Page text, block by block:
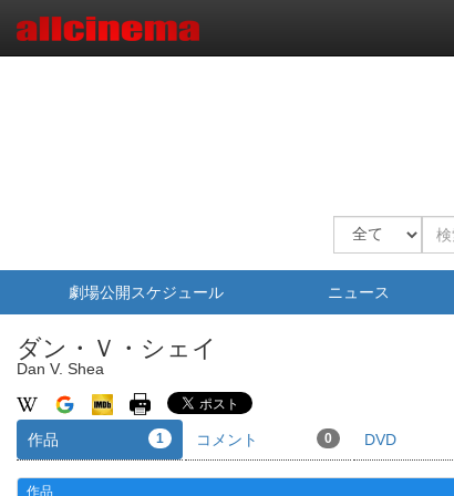
劇場公開スケジュール ニュース
ダン・Ｖ・シェイ
Dan V. Shea
作品 1 コメント 0 DVD
作品